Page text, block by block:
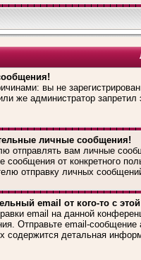
вы не
же администратор
личные сообщения!
отправлять вам личные
сообщения от конкретного
отправку личных
email от кого-то с
email на данной
Отправьте email-
содержится детальная